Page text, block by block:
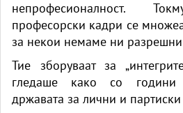
непрофесионалност.
професорски кадри се
за некои немаме ни
Тие зборуваат за
гледаше како со години
државата за лични и